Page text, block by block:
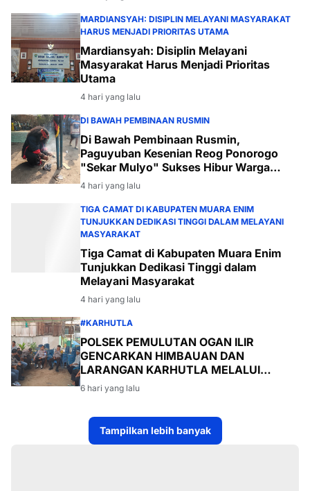
MARDIANSYAH: DISIPLIN MELAYANI MASYARAKAT
HARUS MENJADI PRIORITAS UTAMA
Mardiansyah: Disiplin Melayani
Masyarakat Harus Menjadi Prioritas
Utama
4 hari yang lalu
DI BAWAH PEMBINAAN RUSMIN
Di Bawah Pembinaan Rusmin,
Paguyuban Kesenian Reog Ponorogo
"Sekar Mulyo" Sukses Hibur Warga
Desa Payabakal
4 hari yang lalu
TIGA CAMAT DI KABUPATEN MUARA ENIM
TUNJUKKAN DEDIKASI TINGGI DALAM MELAYANI
MASYARAKAT
Tiga Camat di Kabupaten Muara Enim
Tunjukkan Dedikasi Tinggi dalam
Melayani Masyarakat
4 hari yang lalu
#KARHUTLA
POLSEK PEMULUTAN OGAN ILIR
GENCARKAN HIMBAUAN DAN
LARANGAN KARHUTLA MELALUI
PROGRAM TSKD (TOURING SAMBANG
KE DESA-DESA
6 hari yang lalu
Tampilkan lebih banyak